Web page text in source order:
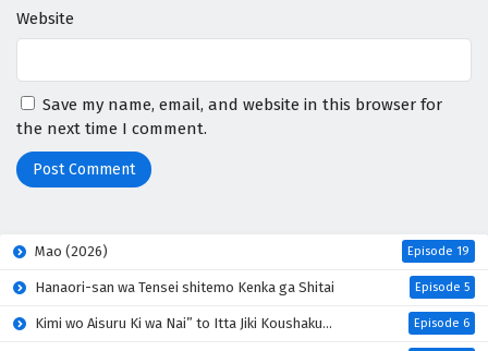
Digimon Beatbreak Episodio 12 Sub Español
Digimon Beatbreak Episodio 10 Sub Español
Eps 10 - April 30, 2026
Website
Save my name, email, and website in this browser for
the next time I comment.
Mao (2026) Episode 19
Hanaori-san wa Tensei shitemo Kenka ga Shitai Episode 5
Kimi wo Aisuru Ki wa Nai” to Itta Jiki Koushaku-sama ga Nazeka Dekiai shitekimasu Episode 6